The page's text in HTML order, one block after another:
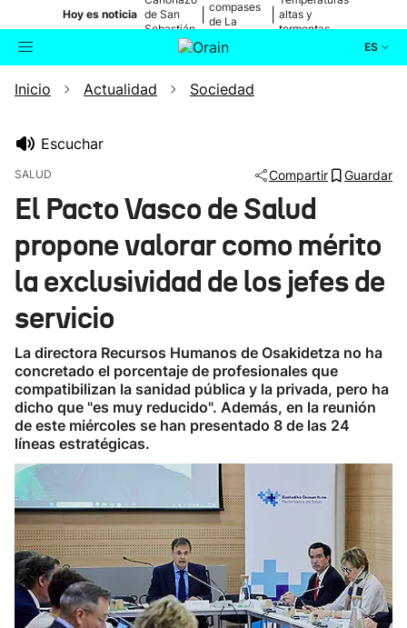
Hoy es noticia de San
Sebastián
compases
de La
altas y
tormentas
ES
Buscador Actualidad
Ikusmiran
Eguraldia
Inicio Actualidad Sociedad
Escuchar
SALUD Compartir Guardar
El Pacto Vasco de Salud
propone valorar como mérito
la exclusividad de los jefes de
servicio
La directora Recursos Humanos de Osakidetza no ha
concretado el porcentaje de profesionales que
compatibilizan la sanidad pública y la privada, pero ha
dicho que "es muy reducido". Además, en la reunión
de este miércoles se han presentado 8 de las 24
líneas estratégicas.